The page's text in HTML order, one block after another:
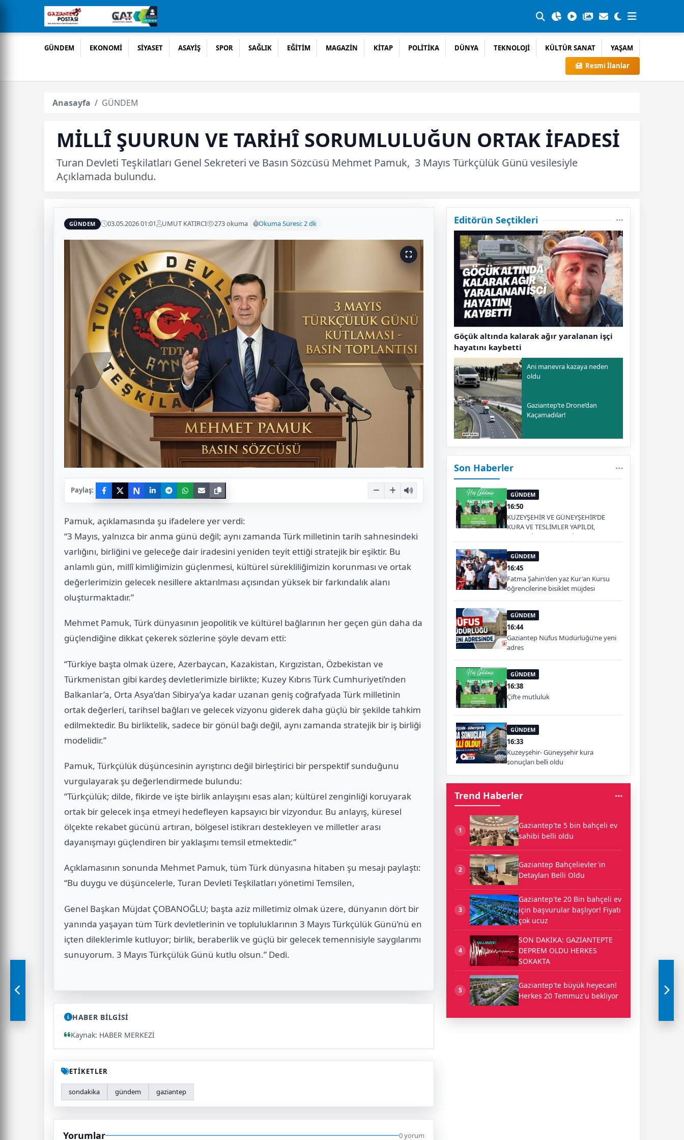
GÜNDEM EKONOMİ SİYASET ASAYİŞ SPOR SAĞLIK EĞİTİM MAGAZİN KİTAP POLİTİKA DÜNYA TEKNOLOJİ KÜLTÜR SANAT
YAŞAM
Resmi İlanlar
Anasayfa GÜNDEM
MİLLÎ ŞUURUN VE TARİHÎ SORUMLULUĞUN ORTAK İFADESİ
Turan Devleti Teşkilatları Genel Sekreteri ve Basın Sözcüsü Mehmet Pamuk, 3 Mayıs Türkçülük Günü vesilesiyle
Açıklamada bulundu.
GÜNDEM 03.05.2026 01:01 UMUT KATIRCI 273 okuma Okuma Süresi: 2 dk
Paylaş: N
Pamuk, açıklamasında şu ifadelere yer verdi:
“3 Mayıs, yalnızca bir anma günü değil; aynı zamanda Türk milletinin tarih sahnesindeki
varlığını, birliğini ve geleceğe dair iradesini yeniden teyit ettiği stratejik bir eşiktir. Bu
anlamlı gün, millî kimliğimizin güçlenmesi, kültürel sürekliliğimizin korunması ve ortak
değerlerimizin gelecek nesillere aktarılması açısından yüksek bir farkındalık alanı
oluşturmaktadır.”
Mehmet Pamuk, Türk dünyasının jeopolitik ve kültürel bağlarının her geçen gün daha da
güçlendiğine dikkat çekerek sözlerine şöyle devam etti:
“Türkiye başta olmak üzere, Azerbaycan, Kazakistan, Kırgızistan, Özbekistan ve
Türkmenistan gibi kardeş devletlerimizle birlikte; Kuzey Kıbrıs Türk Cumhuriyeti’nden
Balkanlar’a, Orta Asya’dan Sibirya’ya kadar uzanan geniş coğrafyada Türk milletinin
ortak değerleri, tarihsel bağları ve gelecek vizyonu giderek daha güçlü bir şekilde tahkim
edilmektedir. Bu birliktelik, sadece bir gönül bağı değil, aynı zamanda stratejik bir iş birliği
modelidir.”
Pamuk, Türkçülük düşüncesinin ayrıştırıcı değil birleştirici bir perspektif sunduğunu
vurgulayarak şu değerlendirmede bulundu:
“Türkçülük; dilde, fikirde ve işte birlik anlayışını esas alan; kültürel zenginliği koruyarak
ortak bir gelecek inşa etmeyi hedefleyen kapsayıcı bir vizyondur. Bu anlayış, küresel
ölçekte rekabet gücünü artıran, bölgesel istikrarı destekleyen ve milletler arası
dayanışmayı güçlendiren bir yaklaşımı temsil etmektedir.”
Açıklamasının sonunda Mehmet Pamuk, tüm Türk dünyasına hitaben şu mesajı paylaştı:
“Bu duygu ve düşüncelerle, Turan Devleti Teşkilatları yönetimi Temsilen,
Genel Başkan Müjdat ÇOBANOĞLU; başta aziz milletimiz olmak üzere, dünyanın dört bir
yanında yaşayan tüm Türk devletlerinin ve topluluklarının 3 Mayıs Türkçülük Günü’nü en
içten dileklerimle kutluyor; birlik, beraberlik ve güçlü bir gelecek temennisiyle saygılarımı
sunuyorum. 3 Mayıs Türkçülük Günü kutlu olsun.” Dedi.
HABER BİLGİSİ
Kaynak: HABER MERKEZİ
ETİKETLER
sondakika gündem gaziantep
Yorumlar 0 yorum
Editörün Seçtikleri
Göçük altında kalarak ağır yaralanan işçi
hayatını kaybetti
Ani manevra kazaya neden
oldu
Gaziantep’te Drone’dan
Kaçamadılar!
Son Haberler
GÜNDEM
16:50
KUZEYŞEHİR VE GÜNEYŞEHİR’DE
KURA VE TESLİMLER YAPILDI,
BAHÇELİEVLER’DE 5 BİN KONUTUN
GÜNDEM
16:45
Fatma Şahin'den yaz Kur'an Kursu
öğrencilerine bisiklet müjdesi
GÜNDEM
16:44
Gaziantep Nüfus Müdürlüğü’ne yeni
adres
GÜNDEM
16:38
Çifte mutluluk
GÜNDEM
16:33
Kuzeyşehir- Güneyşehir kura
sonuçları belli oldu
Trend Haberler
1
Gaziantep'te 5 bin bahçeli ev
sahibi belli oldu
2
Gaziantep Bahçelievler'in
Detayları Belli Oldu
3
Gaziantep'te 20 Bin bahçeli ev
için başvurular başlıyor! Fiyatı
çok ucuz
4
SON DAKİKA: GAZİANTEPTE
DEPREM OLDU HERKES
SOKAKTA
5
Gaziantep'te büyük heyecan!
Herkes 20 Temmuz'u bekliyor